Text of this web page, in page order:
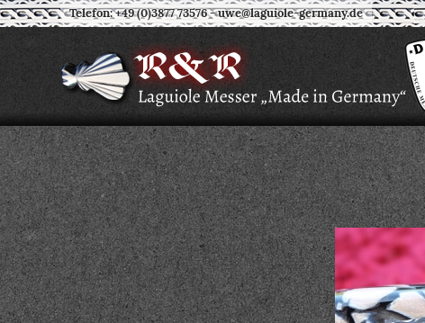
Telefon: +49 (0)3877 73576-uwe@laguiole-germany.de